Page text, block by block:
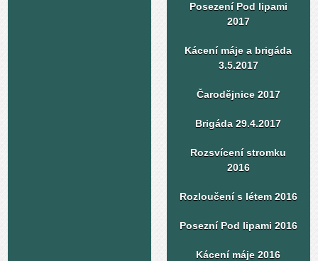
Posezení Pod lipami
2017
Kácení máje a brigáda
3.5.2017
Čarodějnice 2017
Brigáda 29.4.2017
Rozsvícení stromku
2016
Rozloučení s létem 2016
Posezní Pod lipami 2016
Kácení máje 2016